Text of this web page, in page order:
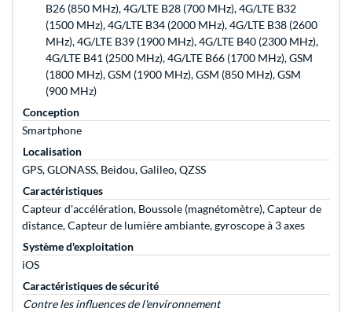
B26 (850 MHz), 4G/LTE B28 (700 MHz), 4G/LTE B32
(1500 MHz), 4G/LTE B34 (2000 MHz), 4G/LTE B38 (2600
MHz), 4G/LTE B39 (1900 MHz), 4G/LTE B40 (2300 MHz),
4G/LTE B41 (2500 MHz), 4G/LTE B66 (1700 MHz), GSM
(1800 MHz), GSM (1900 MHz), GSM (850 MHz), GSM
(900 MHz)
Conception
Smartphone
Localisation
GPS, GLONASS, Beidou, Galileo, QZSS
Caractéristiques
Capteur d'accélération, Boussole (magnétomètre), Capteur de
distance, Capteur de lumière ambiante, gyroscope à 3 axes
Système d'exploitation
iOS
Caractéristiques de sécurité
Contre les influences de l'environnement